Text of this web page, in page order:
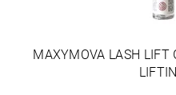
MAXYMOVA LASH LIFT